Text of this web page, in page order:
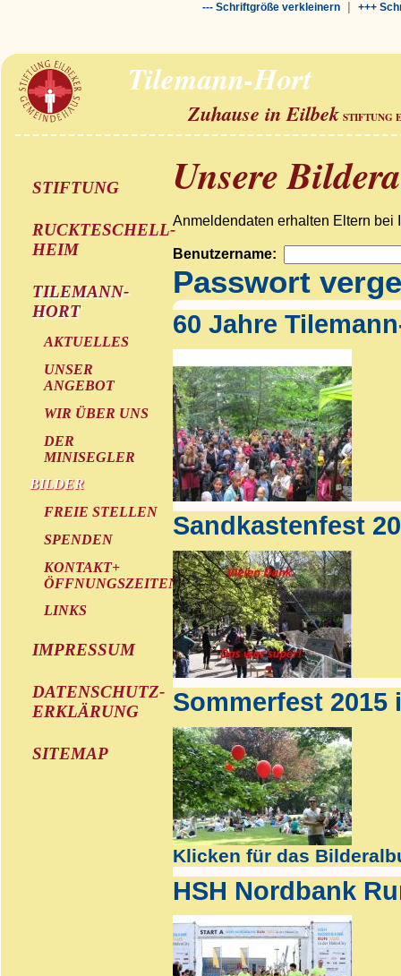
--- Schriftgröße verkleinern| +++
Tilemann-Hort
Zuhause in Eilbek STIFTUNG
STIFTUNG
RUCKTESCHELL-
HEIM
TILEMANN-
HORT
AKTUELLES
UNSER
ANGEBOT
WIR ÜBER UNS
DER
MINISEGLER
BILDER
FREIE STELLEN
SPENDEN
KONTAKT+
ÖFFNUNGSZEITEN
LINKS
IMPRESSUM
DATENSCHUTZ-
ERKLÄRUNG
SITEMAP
Unsere
Anmeldendaten erhalten Eltern bei
Benutzername:
Passwort
60 Jahre
Sandkastenfest
Sommerfest 2015
Klicken für das
HSH Nordbank